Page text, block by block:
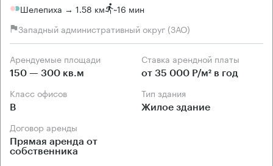
Шелепиха → 1.58 км ~16 мин
Западный административный округ (ЗАО)
Арендуемые площади
150 — 300 кв.м
Ставка арендной платы
от 35 000 Р/м² в год
Класс офисов
B
Тип здания
Жилое здание
Договор аренды
Прямая аренда от
собственника